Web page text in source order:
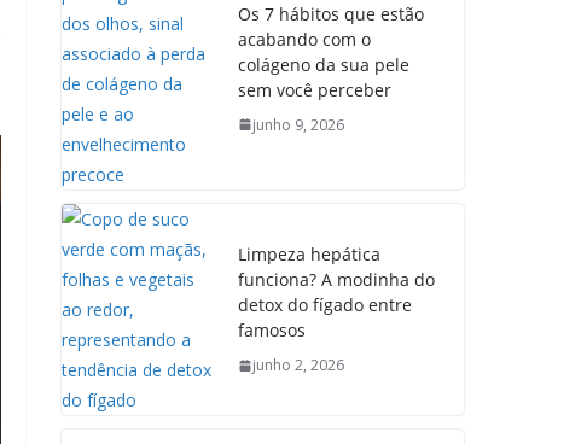
Os 7 hábitos que estão
acabando com o
colágeno da sua pele
sem você perceber
junho 9, 2026
Limpeza hepática
funciona? A modinha do
detox do fígado entre
famosos
junho 2, 2026